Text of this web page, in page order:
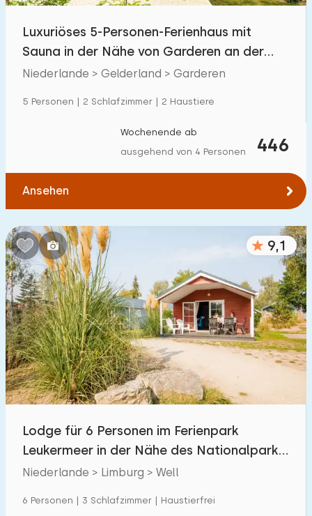
Luxuriöses 5-Personen-Ferienhaus mit
Sauna in der Nähe von Garderen an der
Veluwe.
Niederlande > Gelderland > Garderen
5 Personen | 2 Schlafzimmer | 2 Haustiere
446
Wochenende ab
ausgehend von 4 Personen
Ansehen
9,1
Lodge für 6 Personen im Ferienpark
Leukermeer in der Nähe des Nationalparks
Maasduinen
Niederlande > Limburg > Well
6 Personen | 3 Schlafzimmer | Haustierfrei